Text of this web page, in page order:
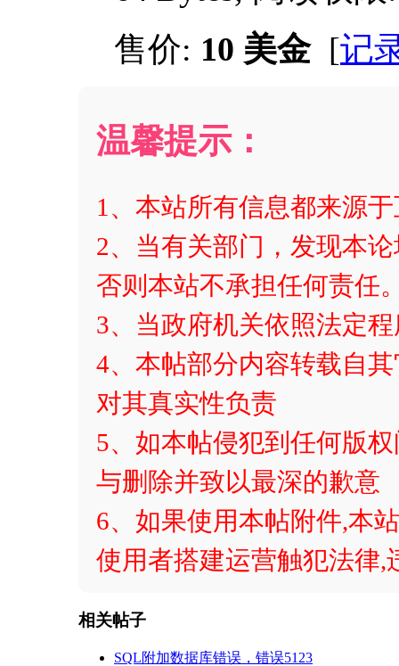
售价: 10 美金[记
温馨提示：
1、本站所有信息都来源
2、当有关部门，发现本
否则本站不承担任何责任
3、当政府机关依照法定
4、本帖部分内容转载自
对其真实性负责
5、如本帖侵犯到任何版
与删除并致以最深的歉意
6、如果使用本帖附件,本
使用者搭建运营触犯法律,
相关帖子
SQL附加数据库错误，错误5123